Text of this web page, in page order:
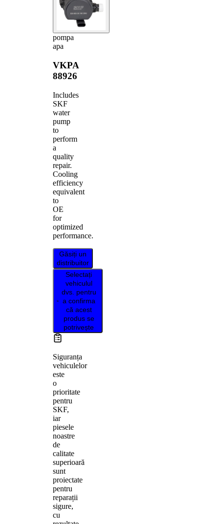
pompa
apa
VKPA
88926
Includes
SKF
water
pump
to
perform
a
quality
repair.
Cooling
efficiency
equivalent
to
OE
for
optimized
performance.
Găsiți un
distribuitor
Selectați
vehiculul
dvs. pentru
a confirma
că acest
produs se
potrivește
Siguranța
vehiculelor
este
o
prioritate
pentru
SKF,
iar
piesele
noastre
de
calitate
superioară
sunt
proiectate
pentru
reparații
sigure,
cu